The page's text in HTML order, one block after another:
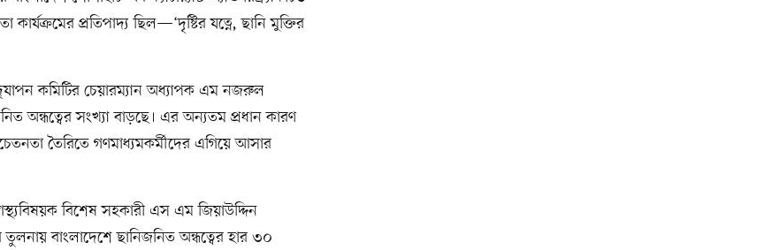
প্রতিপাদ্য ছিল—‘দৃষ্টির যত্নে, ছানি মুক্তির
কমিটির চেয়ারম্যান অধ্যাপক এম নজরুল
অন্ধত্বের সংখ্যা বাড়ছে। এর অন্যতম প্রধান কারণ
তৈরিতে গণমাধ্যমকর্মীদের এগিয়ে আসার
বিশেষ সহকারী এস এম জিয়াউদ্দিন
তুলনায় বাংলাদেশে ছানিজনিত অন্ধত্বের হার ৩০